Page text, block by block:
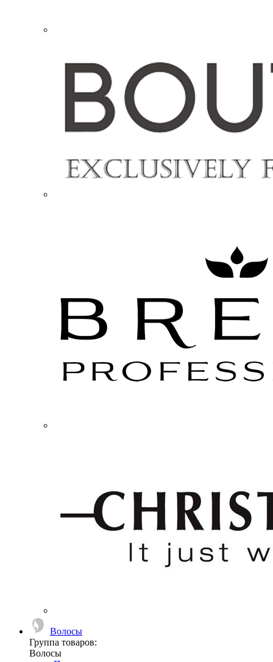
Волосы
Группа товаров:
Волосы